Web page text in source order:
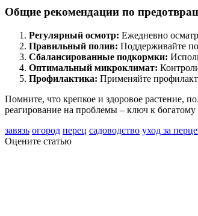
Общие рекомендации по
Регулярный осмотр: Ежедневно
Правильный полив: Поддерживайте
Сбалансированные подкормки:
Оптимальный микроклимат:
Профилактика: Применяйте
Помните, что крепкое и здоровое растение,
реагирование на проблемы – ключ к
завязь огород перец садоводство уход за
Оцените статью